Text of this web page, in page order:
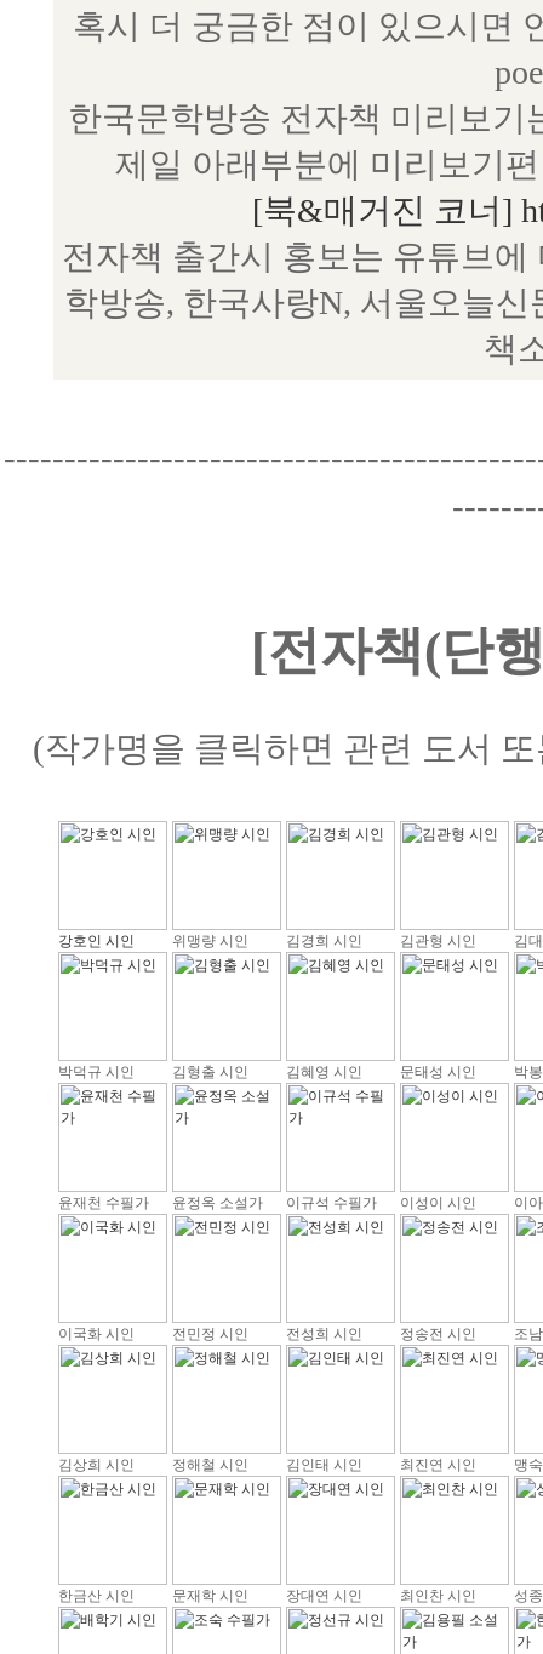
혹시 더 궁금한 점이 있으시면
한국문학방송 전자책 미리보
제일 아래부분에 미리보기
[북&매거진 코너]
전자책 출간시 홍보는 유튜브
학방송, 한국사랑N, 서울오늘
책
[전자책(단
(작가명을 클릭하면 관련 도서
강호인 시인 위맹량 시인 김경희 시인 김관형 시인 김
박덕규 시인 김형출 시인 김혜영 시인 문태성 시인 박
윤재천 수필가 윤정옥 소설가 이규석 수필가 이성이 시인 이
이국화 시인 전민정 시인 전성희 시인 정송전 시인 조
김상희 시인 정해철 시인 김인태 시인 최진연 시인 맹
한금산 시인 문재학 시인 장대연 시인 최인찬 시인 성